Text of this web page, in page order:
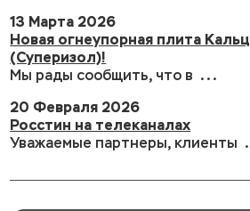
13 Марта 2026
Новая огнеупорная плита
(Суперизол)!
Мы рады сообщить, что в ...
20 Февраля 2026
Росстин на телеканалах
Уважаемые партнеры, клиенты